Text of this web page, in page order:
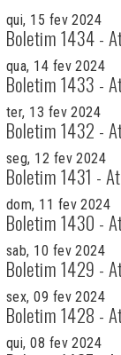
qui, 15 fev 2024
Boletim 1434 -
qua, 14 fev 2024
Boletim 1433 -
ter, 13 fev 2024
Boletim 1432 -
seg, 12 fev 2024
Boletim 1431 -
dom, 11 fev 2024
Boletim 1430 -
sab, 10 fev 2024
Boletim 1429 -
sex, 09 fev 2024
Boletim 1428 -
qui, 08 fev 2024